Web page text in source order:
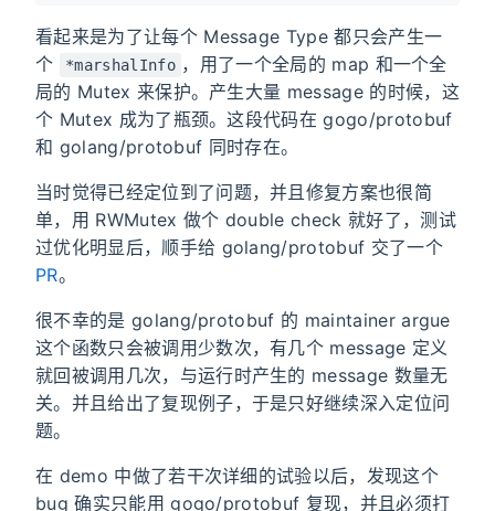
看起来是为了让每个 Message Type 都只会产生一
个
*marshalInfo ，用了一个全局的 map 和一个全
局的 Mutex 来保护。产生大量 message 的时候，这
个 Mutex 成为了瓶颈。这段代码在 gogo/protobuf
和 golang/protobuf 同时存在。
当时觉得已经定位到了问题，并且修复方案也很简
单，用 RWMutex 做个 double check 就好了，测试
过优化明显后，顺手给 golang/protobuf 交了一个
PR。
很不幸的是 golang/protobuf 的 maintainer argue
这个函数只会被调用少数次，有几个 message 定义
就回被调用几次，与运行时产生的 message 数量无
关。并且给出了复现例子，于是只好继续深入定位问
题。
在 demo 中做了若干次详细的试验以后，发现这个
bug 确实只能用 gogo/protobuf 复现，并且必须打